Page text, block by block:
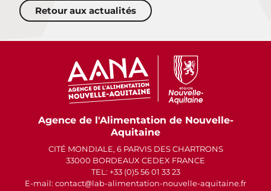
Retour aux actualités
Agence de l'Alimentation de Nouvelle-
Aquitaine
CITÉ MONDIALE, 6 PARVIS DES CHARTRONS
33000 BORDEAUX CEDEX FRANCE
TEL: +33 (0)5 56 01 33 23
E-mail: contact
lab-alimentation-nouvelle-aquitaine.fr